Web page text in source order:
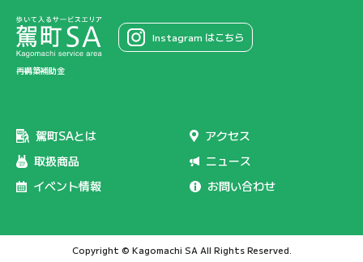
Instagram はこちら
再構築補助金
駕町SAとは
アクセス
取扱商品
ニュース
イベント情報
お問い合わせ
Copyright © Kagomachi SA All Rights Reserved.